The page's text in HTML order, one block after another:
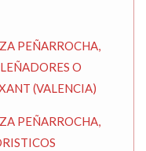
PEÑARROCHA,
O
(VALENCIA)
PEÑARROCHA,